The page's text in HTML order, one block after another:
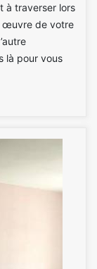
à traverser lors
œuvre de votre
là pour vous